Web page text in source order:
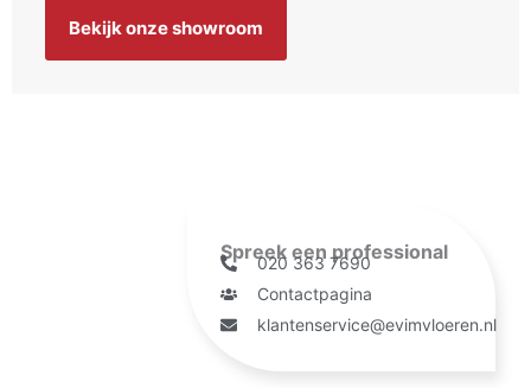
Bekijk onze showroom
Spreek een professional
020 363 7690
Contactpagina
klantenservice@evimvloeren.nl